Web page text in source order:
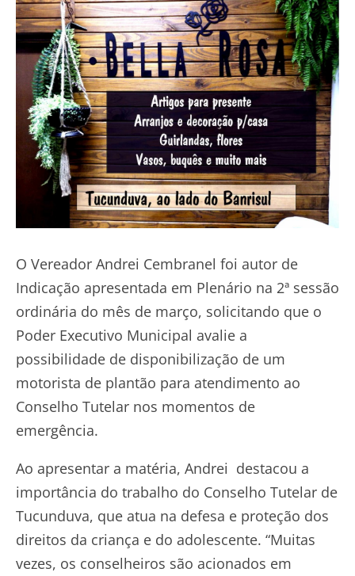
O Vereador Andrei Cembranel foi autor de
Indicação apresentada em Plenário na 2ª sessão
ordinária do mês de março, solicitando que o
Poder Executivo Municipal avalie a
possibilidade de disponibilização de um
motorista de plantão para atendimento ao
Conselho Tutelar nos momentos de
emergência.
Ao apresentar a matéria, Andrei destacou a
importância do trabalho do Conselho Tutelar de
Tucunduva, que atua na defesa e proteção dos
direitos da criança e do adolescente. “Muitas
vezes, os conselheiros são acionados em